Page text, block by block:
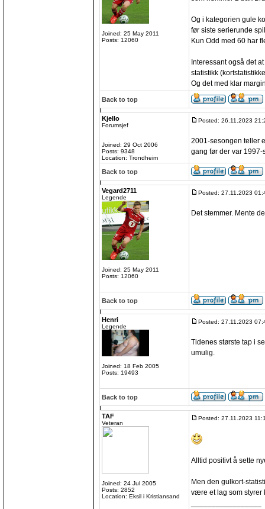
Joined: 25 May 2011
Posts: 12060
Og i kategorien gule
før siste serierunde
Kun Odd med 60 har
Interessant også det
statistikk
Og det med klar
Back to top
Kjello
Forumsjef
Joined: 29 Oct 2006
Posts: 9348
Location: Trondheim
Posted: 26.11.2023
2001-sesongen teller
gang før der var 1997-
Back to top
Vegard2711
Legende
Joined: 25 May 2011
Posts: 12060
Posted: 27.11.2023
Det stemmer. Mente
Back to top
Henri
Legende
Joined: 18 Feb 2005
Posts: 19493
Posted: 27.11.2023
Tidenes største tap i
umulig.
Back to top
TAF
Veteran
Joined: 24 Jul 2005
Posts: 2852
Location: Eksil i Kristiansand
Posted: 27.11.2023
Alltid positivt å sette
Men den gulkort-
være et lag som styrer